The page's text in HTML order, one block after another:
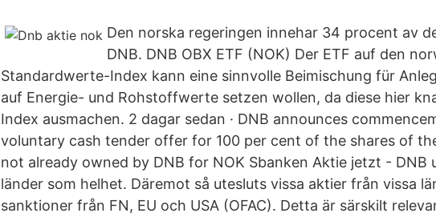
Den norska regeringen innehar 34 procent av
DNB. DNB OBX ETF (NOK) Der ETF auf den
Standardwerte-Index kann eine sinnvolle Beimischung für
auf Energie- und Rohstoffwerte setzen wollen, da diese hier
Index ausmachen. 2 dagar sedan · DNB announces
voluntary cash tender offer for 100 per cent of the shares of
not already owned by DNB for NOK Sbanken Aktie jetzt - DNB
länder som helhet. Däremot så utesluts vissa aktier från vissa
sanktioner från FN, EU och USA (OFAC). Detta är särskilt